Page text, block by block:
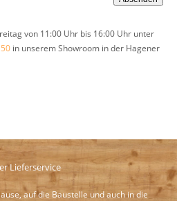
von 11:00 Uhr bis 16:00 Uhr unter
in unserem Showroom in der Hagener
Lieferservice
auf die Baustelle und auch in die